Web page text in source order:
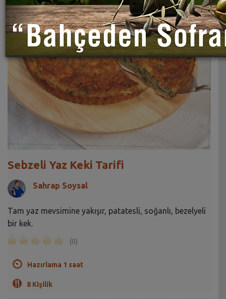
Sebzeli Yaz Keki Tarifi
Sahrap Soysal
Tam yaz mevsimine yakışır, patatesli, soğanlı, bezelyeli
bir kek.
(0)
Hazırlama 1 saat
8 Kişilik